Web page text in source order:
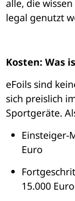
alle, die wissen
legal genutzt
Kosten: Was
eFoils sind
sich preislich
Sportgeräte.
Einsteiger-
Euro
15.000 Euro